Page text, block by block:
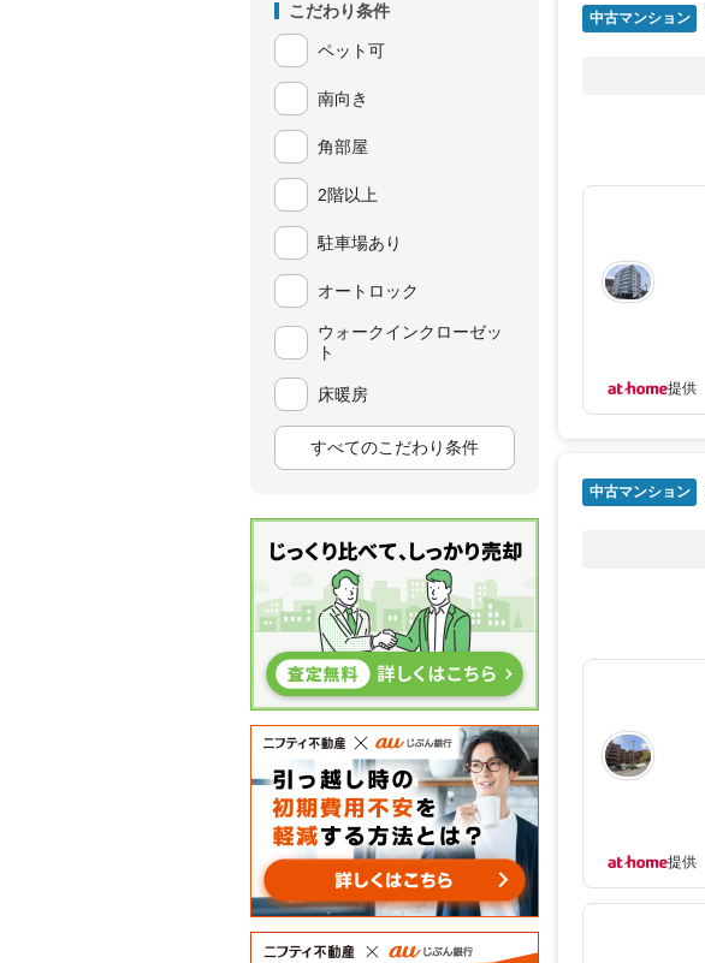
こだわり条件
ペット可
南向き
角部屋
2階以上
駐車場あり
オートロック
ウォークインクローゼッ
ト
床暖房
すべてのこだわり条件
中古マンション
提供
中古マンション
提供